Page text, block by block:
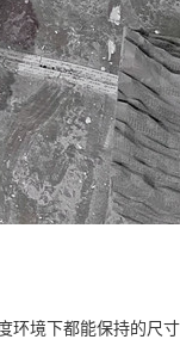
环境下都能保持的尺